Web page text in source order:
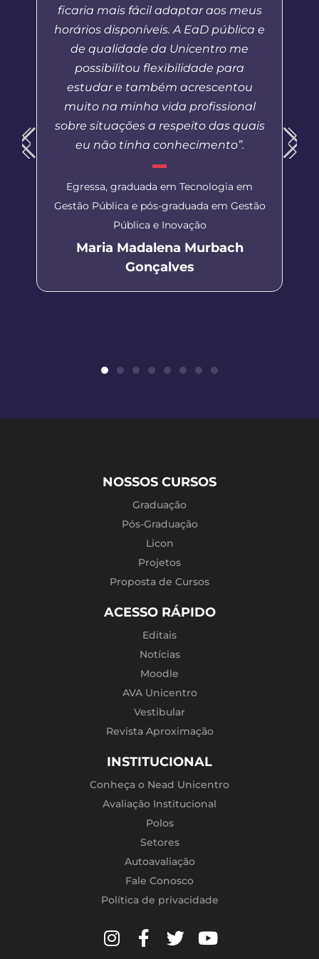
ficaria mais fácil adaptar aos meus
horários disponíveis. A EaD pública e
de qualidade da Unicentro me
possibilitou flexibilidade para
estudar e também acrescentou
muito na minha vida profissional
sobre situações a respeito das quais
eu não tinha conhecimento”.
Egressa, graduada em Tecnologia em
Gestão Pública e pós-graduada em Gestão
Pública e Inovação
Maria Madalena Murbach
Gonçalves
NOSSOS CURSOS
Graduação
Pós-Graduação
Licon
Projetos
Proposta de Cursos
ACESSO RÁPIDO
Editais
Notícias
Moodle
AVA Unicentro
Vestibular
Revista Aproximação
INSTITUCIONAL
Conheça o Nead Unicentro
Avaliação Institucional
Polos
Setores
Autoavaliação
Fale Conosco
Política de privacidade